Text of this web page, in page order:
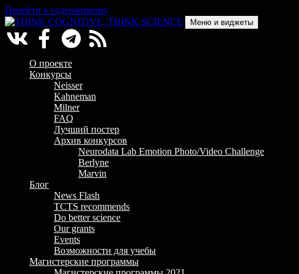
Перейти к содержимому
THINK COGNITIVE, THINK SCIENCE
Научно-образовательный проект в сфере когнитивной науки
Меню и виджеты
О проекте
Конкурсы
Neisser
Kahneman
Milner
FAQ
Лучший постер
Архив конкурсов
Neurodata Lab Emotion Photo/Video Challenge
Berlyne
Marvin
Блог
News Flash
TCTS recommends
Do better science
Our grants
Events
Возможности для учебы
Магистерские программы